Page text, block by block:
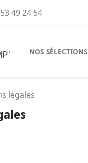
49 24 54
NOS SÉLECTIONS
légales